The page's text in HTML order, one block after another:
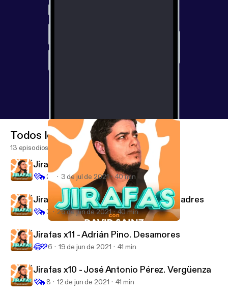
Jirafas
Todos los episodios
13 episodios
Jirafas x13 - Teresa Segura. David
💜🔥 23 3 de jul de 2021 40 min
Jirafas x12 - Esteban Navarro. Ser padres
💜🔥 3 26 de jun de 2021 40 min
Jirafas x11 - Adrián Pino. Desamores
😂💜6 19 de jun de 2021 41 min
Jirafas x10 - José Antonio Pérez. Vergüenza
💜🔥8 12 de jun de 2021 41 min